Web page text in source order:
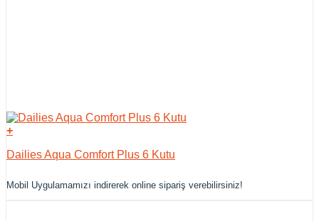
+
Dailies Aqua Comfort Plus 6 Kutu
Mobil Uygulamamızı indirerek online sipariş verebilirsiniz!